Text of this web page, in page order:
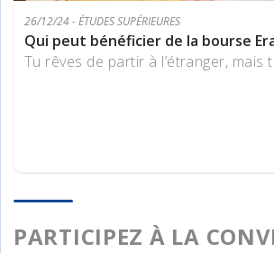
26/12/24 - ÉTUDES SUPÉRIEURES
Qui peut bénéficier de la bourse
Tu rêves de partir à l’étranger, mais
PARTICIPEZ À LA